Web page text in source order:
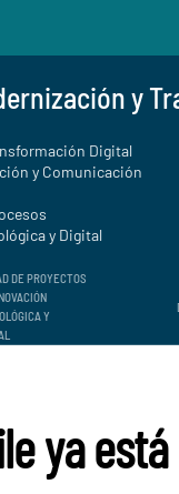
y
Digital
y Comunicación
y Digital
DE PROYECTOS
Y
ya